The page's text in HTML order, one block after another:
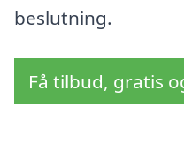
beslutning.
Få tilbud, gratis